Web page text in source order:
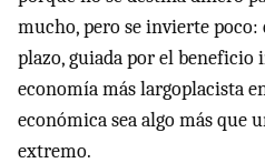
mucho, pero se invierte
plazo, guiada por el beneficio
economía más largoplacista
económica sea algo más que
extremo.